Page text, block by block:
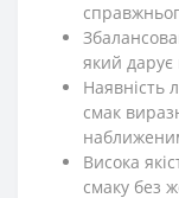
який дарує
Наявність
смак
Висока
смаку без